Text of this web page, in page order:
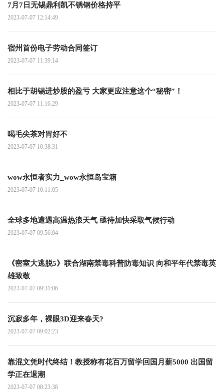
7月7日无锡鼎利凯不锈钢价格持平
2023-07-07 12:14:49
宿州首份电子劳动合同签订
2023-07-07 11:39:14
相比于胡锡进炒股的盈亏 大家更应注意这个“秘密”！
2023-07-07 11:16:29
喝毛尖茶对胃好不
2023-07-07 10:38:31
wow永恒者实力_wow永恒岛宝箱
2023-07-07 10:11:05
全球多地遭遇高温热浪天气 亟待加快采取气候行动
2023-07-07 09:56:04
《密室大逃脱5》联合湖南禁毒科普防毒知识 向和平年代禁毒英
雄致敬
2023-07-07 09:31:06
沉寂多年，裸眼3D迎来春天?
2023-07-07 09:02:23
靠混文凭时代终结！教授称有花百万留学回国月薪5000 出国留
学正在退潮
2023-07-07 08:23:38